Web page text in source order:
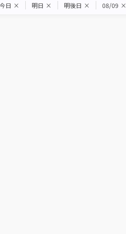
今日 × 明日 × 明後日 × 08/09 ×